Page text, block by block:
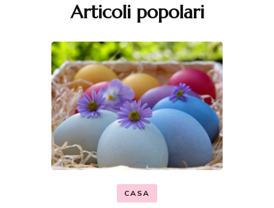
Articoli popolari
CASA